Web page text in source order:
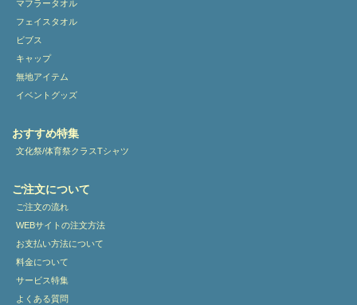
マフラータオル
フェイスタオル
ビブス
キャップ
無地アイテム
イベントグッズ
おすすめ特集
文化祭/体育祭クラスTシャツ
ご注文について
ご注文の流れ
WEBサイトの注文方法
お支払い方法について
料金について
サービス特集
よくある質問